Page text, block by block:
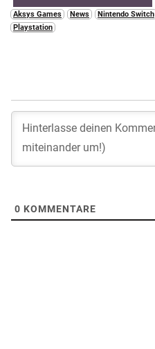
Aksys Games News Nintendo Switch
Playstation
0 KOMMENTARE